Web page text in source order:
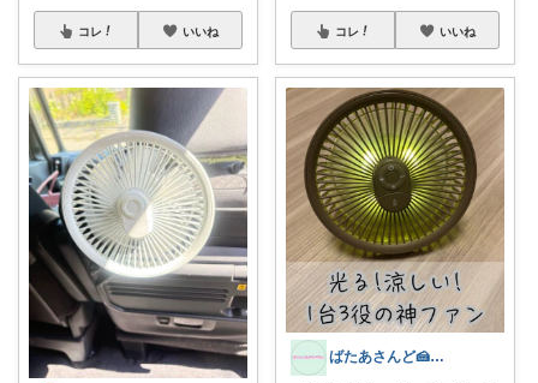
コレ いいね コレ いいね
ばたあさんど🍰テンション爆上がりな生活